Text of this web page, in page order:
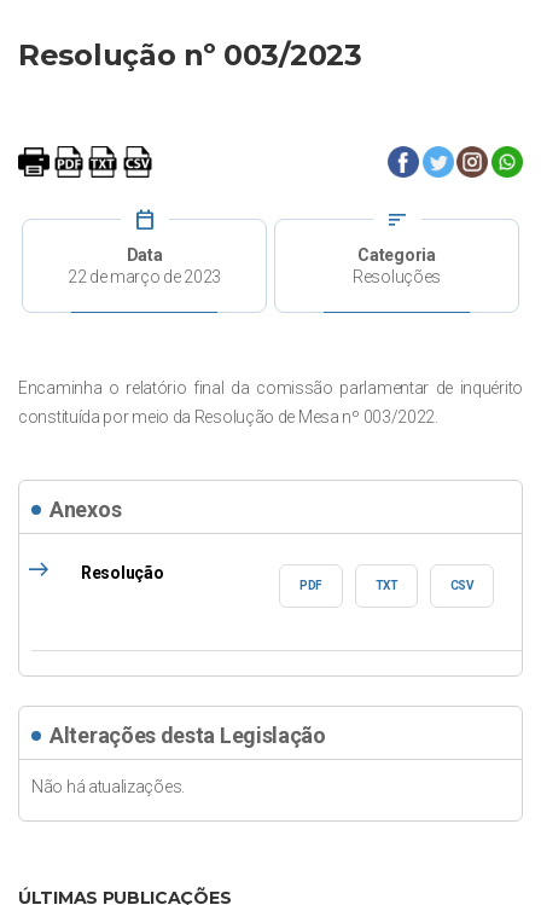
Resolução nº 003/2023
calendar_today
Data
22 de março de 2023
sort
Categoria
Resoluções
Encaminha o relatório final da comissão parlamentar de inquérito
constituída por meio da Resolução de Mesa nº 003/2022.
Anexos
east Resolução
PDF TXT CSV
Alterações desta Legislação
Não há atualizações.
ÚLTIMAS PUBLICAÇÕES